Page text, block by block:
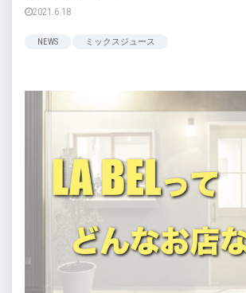
2021.6.18
NEWS ミックスジュース